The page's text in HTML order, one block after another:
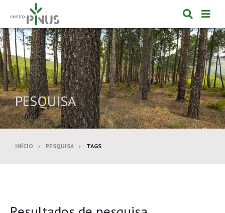
Alternar
de
de
PESQUISA
INÍCIO PESQUISA TAGS